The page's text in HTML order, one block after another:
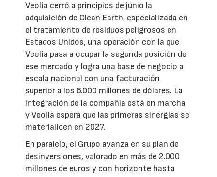
Veolia cerró a principios de junio la
adquisición de Clean Earth, especializada en
el tratamiento de residuos peligrosos en
Estados Unidos, una operación con la que
Veolia pasa a ocupar la segunda posición de
ese mercado y logra una base de negocio a
escala nacional con una facturación
superior a los 6.000 millones de dólares. La
integración de la compañía está en marcha
y Veolia espera que las primeras sinergias se
materialicen en 2027.
En paralelo, el Grupo avanza en su plan de
desinversiones, valorado en más de 2.000
millones de euros y con horizonte hasta